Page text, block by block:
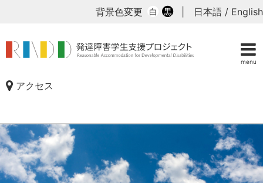
menu
背景色変更 白 黒 日本語 / English
アクセス